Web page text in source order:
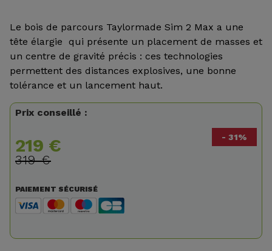
(8 avis)
Le bois de parcours Taylormade Sim 2 Max a une
tête élargie qui présente un placement de masses et
un centre de gravité précis : ces technologies
permettent des distances explosives, une bonne
tolérance et un lancement haut.
Prix conseillé :
219 €
319 €
- 31%
PAIEMENT SÉCURISÉ